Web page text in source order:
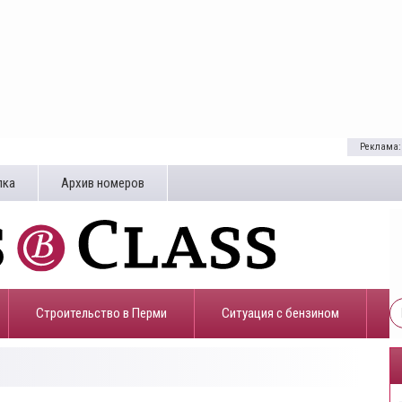
Реклама:
Архив номеров
Строительство в Перми ​Ситуация с бензином